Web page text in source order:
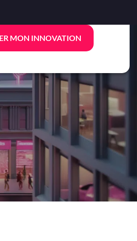
MON INNOVATION